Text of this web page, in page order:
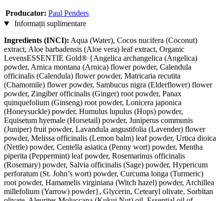
Producator: Paul Penders
Informații suplimentare
Ingredients (INCI): Aqua (Water), Cocos nucifera (Coconut)
extract, Aloe barbadensis (Aloe vera) leaf extract, Organic
LevensESSENTIE Gold® {Angelica archangelica (Angelica)
powder, Arnica montana (Arnica) flower powder, Calendula
officinalis (Calendula) flower powder, Matricaria recutita
(Chamomile) flower powder, Sambucus nigra (Elderflower) flower
powder, Zingiber officinalis (Ginger) root powder, Panax
quinquefolium (Ginseng) root powder, Lonicera japonica
(Honeysuckle) powder, Humulus lupulus (Hops) powder,
Equisetum hyemale (Horsetail) powder, Juniperus communis
(Juniper) fruit powder, Lavandula angustifolia (Lavender) flower
powder, Melissa officinalis (Lemon balm) leaf powder, Urtica dioica
(Nettle) powder, Centella asiatica (Penny wort) powder, Mentha
piperita (Peppermint) leaf powder, Rosemarinus officinalis
(Rosemary) powder, Salvia officinalis (Sage) powder, Hypericum
perforatum (St. John’s wort) powder, Curcuma longa (Turmeric)
root powder, Hamamelis virginiana (Witch hazel) powder, Archillea
millefolium (Yarrow) powder}, Glycerin, Cetearyl olivate, Sorbitan